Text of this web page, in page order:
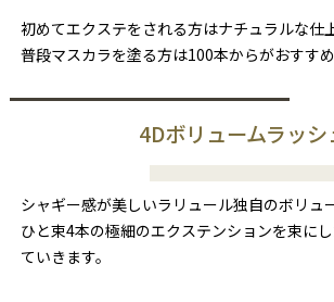
初めてエクステをされる方はナチュラルな仕
普段マスカラを塗る方は100本からがおすすめ
4Dボリュームラッシ
シャギー感が美しいラリュール独自のボリュ
ひと束4本の極細のエクステンションを束に
ていきます。